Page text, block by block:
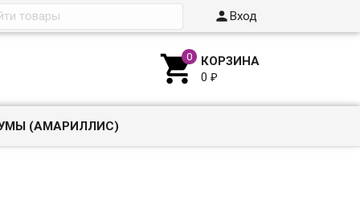
Вход
 КОРЗИНА
0₽
(АМАРИЛЛИС)